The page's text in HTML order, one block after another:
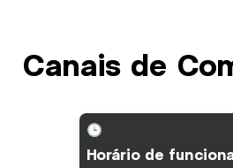
Canais de
🕒
Horário de